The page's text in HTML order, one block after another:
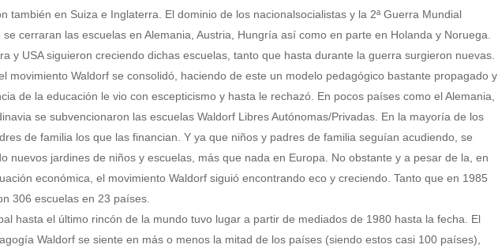
también en Suiza e Inglaterra. El dominio de los nacionalsocialistas y la 2ª Guerra Mundial
cerraran las escuelas en Alemania, Austria, Hungría así como en parte en Holanda y Noruega.
y USA siguieron creciendo dichas escuelas, tanto que hasta durante la guerra surgieron nuevas.
movimiento Waldorf se consolidó, haciendo de este un modelo pedagógico bastante propagado y
de la educación le vio con escepticismo y hasta le rechazó. En pocos países como el Alemania,
se subvencionaron las escuelas Waldorf Libres Autónomas/Privadas. En la mayoría de los
de familia los que las financian. Y ya que niños y padres de familia seguían acudiendo, se
nuevos jardines de niños y escuelas, más que nada en Europa. No obstante y a pesar de la, en
económica, el movimiento Waldorf siguió encontrando eco y creciendo. Tanto que en 1985
306 escuelas en 23 países.
hasta el último rincón de la mundo tuvo lugar a partir de mediados de 1980 hasta la fecha. El
Waldorf se siente en más o menos la mitad de los países (siendo estos casi 100 países),